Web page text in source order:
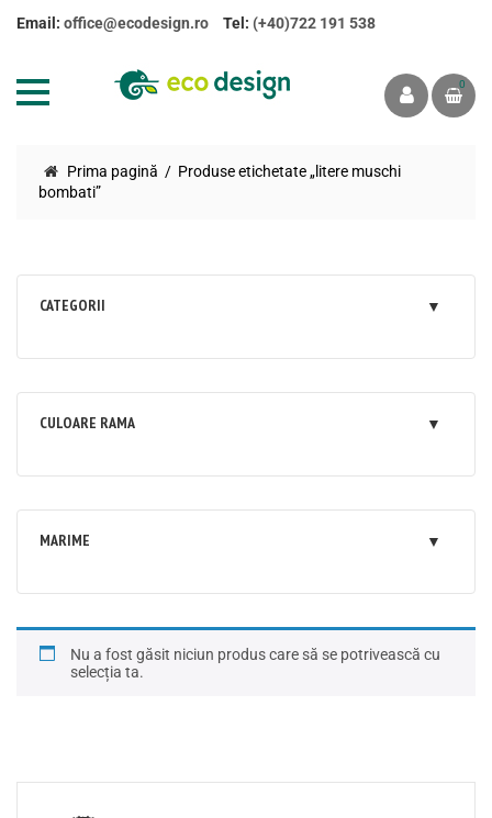
Email: office@ecodesign.ro Tel: (+40)722 191 538
0
Prima pagină
Produse etichetate „litere muschi
bombati”
CATEGORII
CULOARE RAMA
MARIME
Nu a fost găsit niciun produs care să se potrivească cu
selecția ta.